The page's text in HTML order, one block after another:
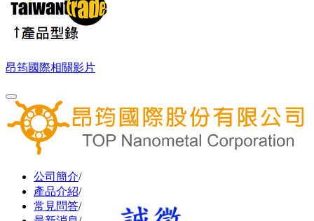
昂筠國際相關影片
公司簡介/
產品介紹/
常見問答/